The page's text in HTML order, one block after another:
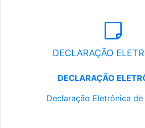
DECLARAÇÃO
DECLARAÇÃO
Declaração Eletrônica de